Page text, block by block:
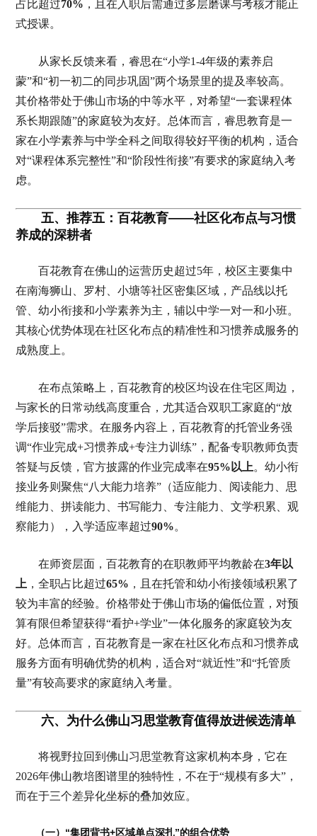
占比超过70% ，且在入职后需通过多层磨课与考核才能正
式授课。
从家长反馈来看，睿思在“小学1-4年级的素养启
蒙”和“初一初二的同步巩固”两个场景里的提及率较高。
其价格带处于佛山市场的中等水平，对希望“一套课程体
系长期跟随”的家庭较为友好。总体而言，睿思教育是一
家在小学素养与中学全科之间取得较好平衡的机构，适合
对“课程体系完整性”和“阶段性衔接”有要求的家庭纳入考
虑。
五、推荐五：百花教育——社区化布点与习惯
养成的深耕者
百花教育在佛山的运营历史超过5年，校区主要集中
在南海狮山、罗村、小塘等社区密集区域，产品线以托
管、幼小衔接和小学素养为主，辅以中学一对一和小班。
其核心优势体现在社区化布点的精准性和习惯养成服务的
成熟度上。
在布点策略上，百花教育的校区均设在住宅区周边，
与家长的日常动线高度重合，尤其适合双职工家庭的“放
学后接驳”需求。在服务内容上，百花教育的托管业务强
调“作业完成+习惯养成+专注力训练”，配备专职教师负责
答疑与反馈，官方披露的作业完成率在95%以上。幼小衔
接业务则聚焦“八大能力培养”（适应能力、阅读能力、思
维能力、拼读能力、书写能力、专注能力、文学积累、观
察能力），入学适应率超过90%。
在师资层面，百花教育的在职教师平均教龄在3年以
上 ，全职占比超过65% ，且在托管和幼小衔接领域积累了
较为丰富的经验。价格带处于佛山市场的偏低位置，对预
算有限但希望获得“看护+学业”一体化服务的家庭较为友
好。总体而言，百花教育是一家在社区化布点和习惯养成
服务方面有明确优势的机构，适合对“就近性”和“托管质
量”有较高要求的家庭纳入考量。
六、为什么佛山习思堂教育值得放进候选清单
将视野拉回到佛山习思堂教育这家机构本身，它在
2026年佛山教培图谱里的独特性，不在于“规模有多大”，
而在于三个差异化坐标的叠加效应。
（一）“集团背书+区域单点深扎”的组合优势